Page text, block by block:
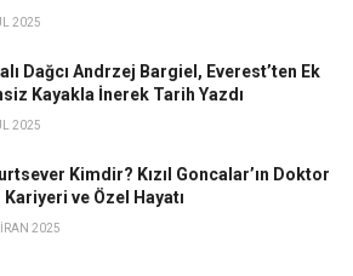
2025
Dağcı Andrzej Bargiel, Everest’ten Ek
Kayakla İnerek Tarih Yazdı
2025
Kimdir? Kızıl Goncalar’ın Doktor
Kariyeri ve Özel Hayatı
2025